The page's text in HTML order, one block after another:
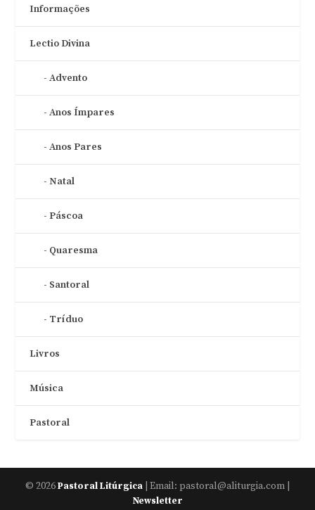
Informações
Lectio Divina
Advento
Anos Ímpares
Anos Pares
Natal
Páscoa
Quaresma
Santoral
Tríduo
Livros
Música
Pastoral
© 2026Pastoral Litúrgica | Email: pastoral@aliturgia.com |
Newsletter